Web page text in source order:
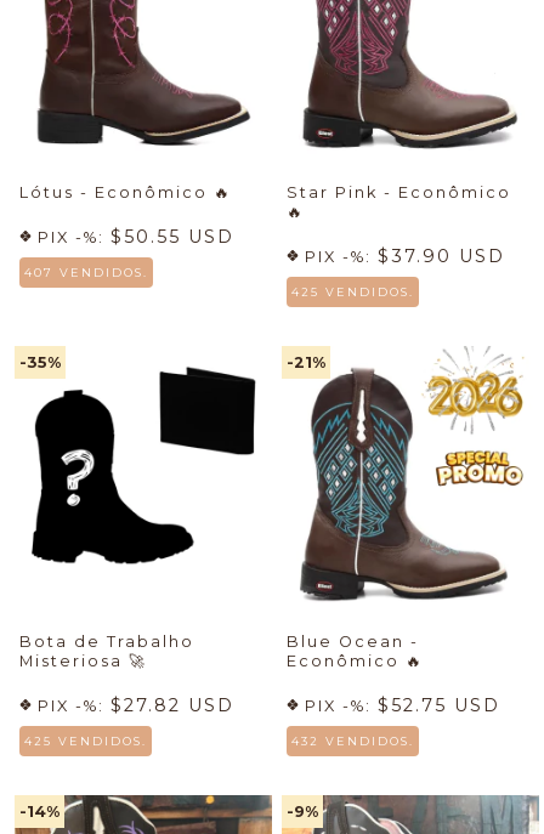
Lótus - Econômico 🔥
PIX -%: $50.55 USD
407 VENDIDOS.
Star Pink - Econômico
🔥
PIX -%: $37.90 USD
425 VENDIDOS.
-35%
Bota de Trabalho
Misteriosa 🚀
PIX -%: $27.82 USD
425 VENDIDOS.
-21%
Blue Ocean -
Econômico
🔥
PIX -%: $52.75 USD
432 VENDIDOS.
-14% -9%